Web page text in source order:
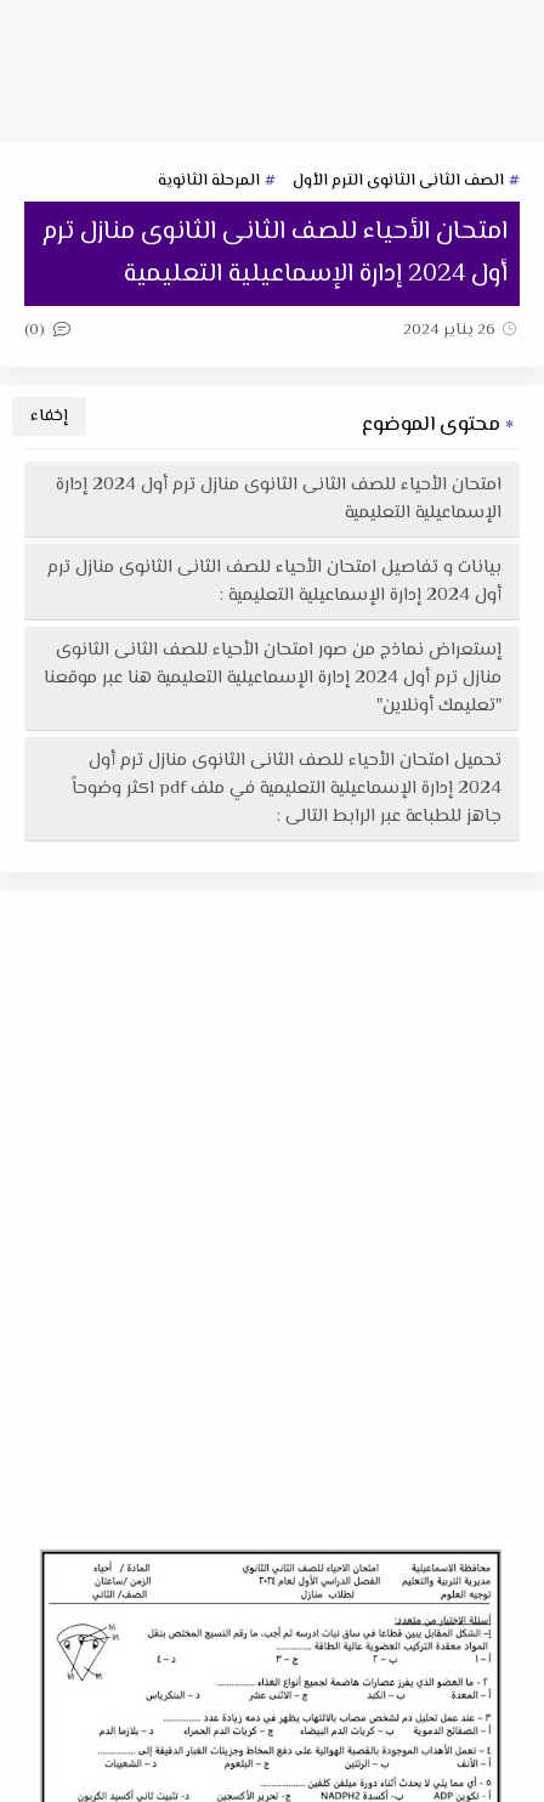
الصف الثانى الثانوى الترم الأول المرحلة الثانوية
امتحان الأحياء للصف الثانى الثانوى منازل ترم
أول 2024 إدارة الإسماعيلية التعليمية
26 يناير 2024 (0)
محتوى الموضوع
امتحان الأحياء للصف الثانى الثانوى منازل ترم أول 2024 إدارة
الإسماعيلية التعليمية
بيانات و تفاصيل امتحان الأحياء للصف الثانى الثانوى منازل ترم
أول 2024 إدارة الإسماعيلية التعليمية :
إستعراض نماذج من صور امتحان الأحياء للصف الثانى الثانوى
منازل ترم أول 2024 إدارة الإسماعيلية التعليمية هنا عبر موقعنا
"تعليمك أونلاين"
تحميل امتحان الأحياء للصف الثانى الثانوى منازل ترم أول
2024 إدارة الإسماعيلية التعليمية في ملف pdf اكثر وضوحاً
جاهز للطباعة عبر الرابط التالى :